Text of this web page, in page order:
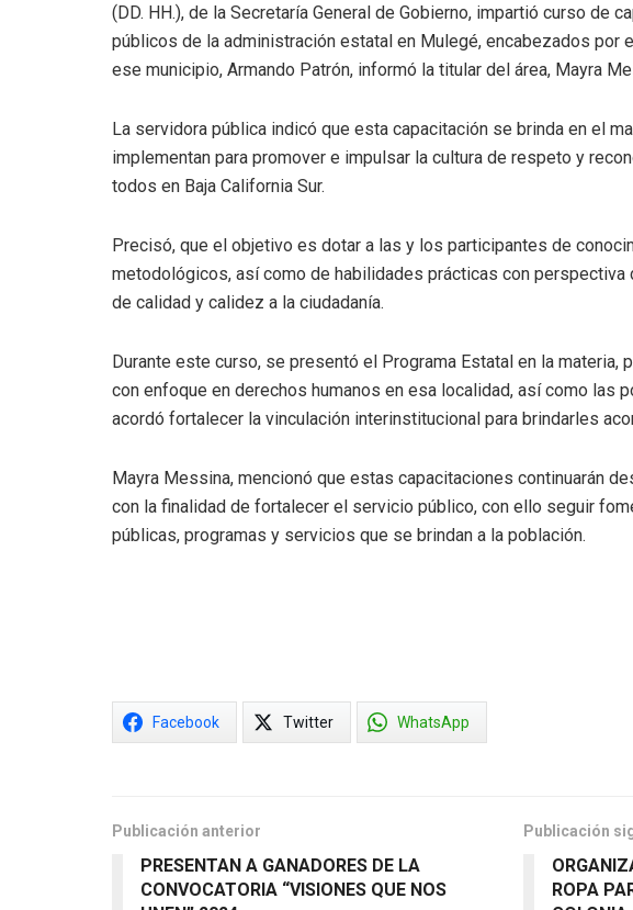
(DD. HH.), de la Secretaría General de Gobierno, impartió curso de
públicos de la administración estatal en Mulegé, encabezados por
ese municipio, Armando Patrón, informó la titular del área, Mayra
La servidora pública indicó que esta capacitación se brinda en el
implementan para promover e impulsar la cultura de respeto y
todos en Baja California Sur.
Precisó, que el objetivo es dotar a las y los participantes de
metodológicos, así como de habilidades prácticas con perspectiva
de calidad y calidez a la ciudadanía.
Durante este curso, se presentó el Programa Estatal en la materia,
con enfoque en derechos humanos en esa localidad, así como las
acordó fortalecer la vinculación interinstitucional para brindarles
Mayra Messina, mencionó que estas capacitaciones continuarán
con la finalidad de fortalecer el servicio público, con ello seguir
públicas, programas y servicios que se brindan a la población.
Facebook Twitter WhatsApp
Publicación anterior
PRESENTAN A GANADORES DE LA
CONVOCATORIA “VISIONES QUE NOS
Publicación
ROPA